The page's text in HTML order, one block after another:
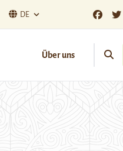
DE
Über uns